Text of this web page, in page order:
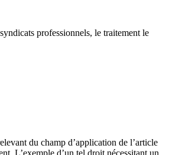
professionnels, le traitement le
du champ d’application de l’article
L’exemple d’un tel droit nécessitant un